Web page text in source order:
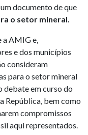
documento de que
o setor mineral.
a AMIG e,
e dos municípios
consideram
para o setor mineral
debate em curso do
República, bem como
compromissos
aqui representados.